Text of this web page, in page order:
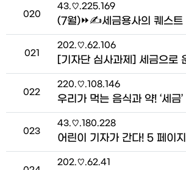
번호
020
접속자
43.♡.225.169
번호
021
접속자
202.♡.62.106
번호
022
접속자
220.♡.108.146
번호
023
접속자
43.♡.180.228
어린이 기자가 간다! 5 페이지
접속자
202.♡.62.41